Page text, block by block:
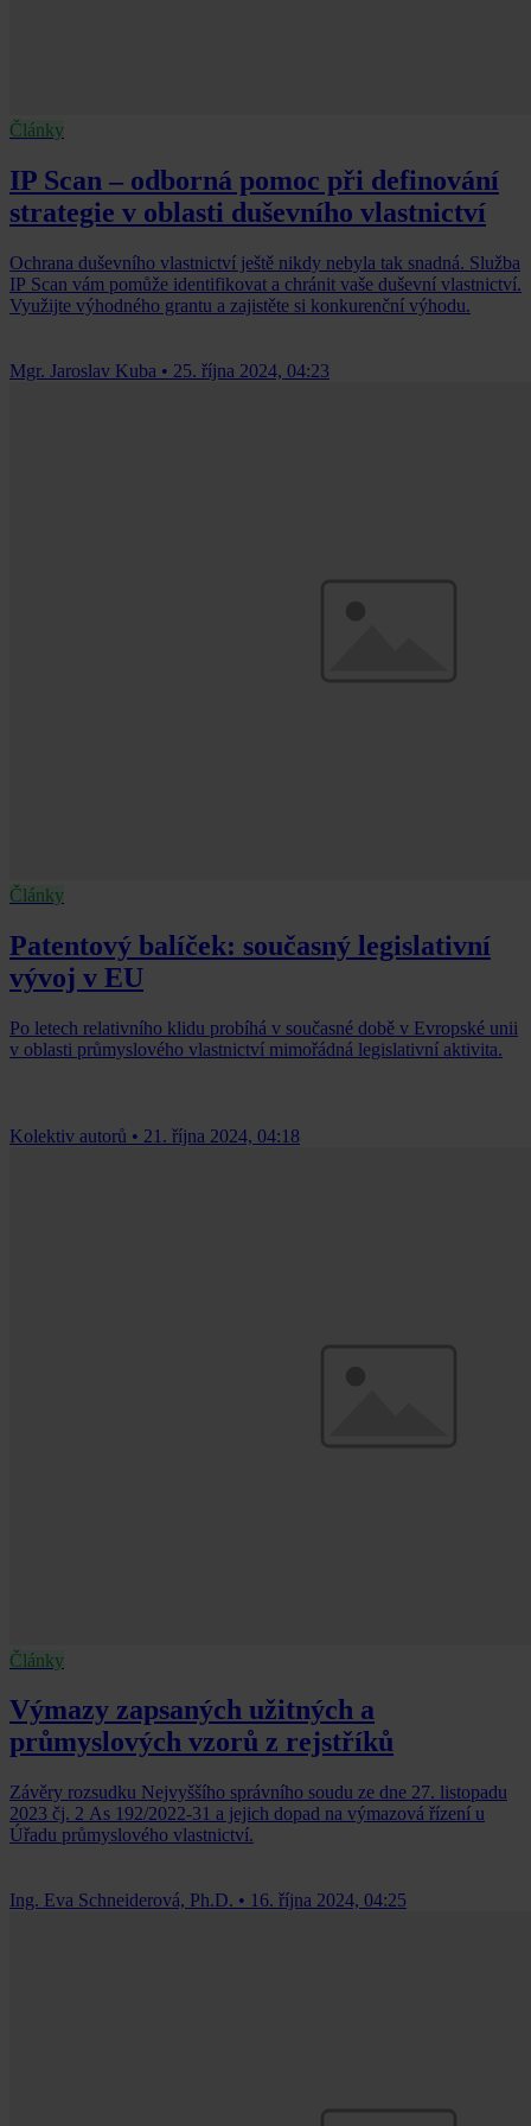
Články
IP Scan – odborná pomoc při definování
strategie v oblasti duševního vlastnictví
Ochrana duševního vlastnictví ještě nikdy nebyla tak snadná. Služba
IP Scan vám pomůže identifikovat a chránit vaše duševní vlastnictví.
Využijte výhodného grantu a zajistěte si konkurenční výhodu.
Mgr. Jaroslav Kuba • 25. října 2024, 04:23
Články
Patentový balíček: současný legislativní
vývoj v EU
Po letech relativního klidu probíhá v současné době v Evropské unii
v oblasti průmyslového vlastnictví mimořádná legislativní aktivita.
Kolektiv autorů • 21. října 2024, 04:18
Články
Výmazy zapsaných užitných a
průmyslových vzorů z rejstříků
Závěry rozsudku Nejvyššího správního soudu ze dne 27. listopadu
2023 čj. 2 As 192/2022-31 a jejich dopad na výmazová řízení u
Úřadu průmyslového vlastnictví.
Ing. Eva Schneiderová, Ph.D. • 16. října 2024, 04:25